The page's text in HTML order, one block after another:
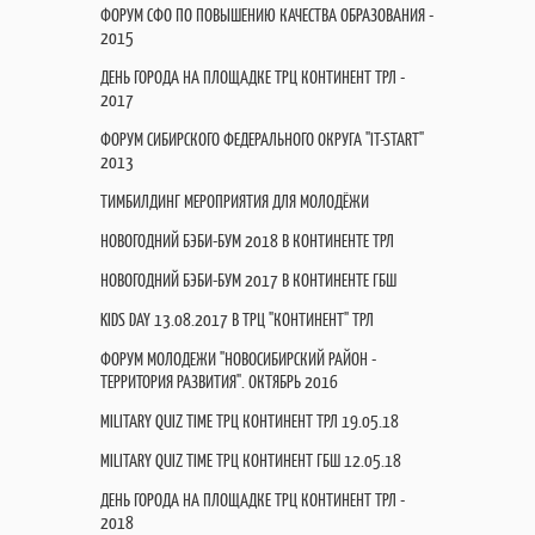
ФОРУМ СФО ПО ПОВЫШЕНИЮ КАЧЕСТВА ОБРАЗОВАНИЯ -
2015
ДЕНЬ ГОРОДА НА ПЛОЩАДКЕ ТРЦ КОНТИНЕНТ ТРЛ -
2017
ФОРУМ СИБИРСКОГО ФЕДЕРАЛЬНОГО ОКРУГА "IT-START"
2013
ТИМБИЛДИНГ МЕРОПРИЯТИЯ ДЛЯ МОЛОДЁЖИ
НОВОГОДНИЙ БЭБИ-БУМ 2018 В КОНТИНЕНТЕ ТРЛ
НОВОГОДНИЙ БЭБИ-БУМ 2017 В КОНТИНЕНТЕ ГБШ
KIDS DAY 13.08.2017 В ТРЦ "КОНТИНЕНТ" ТРЛ
ФОРУМ МОЛОДЕЖИ "НОВОСИБИРСКИЙ РАЙОН -
ТЕРРИТОРИЯ РАЗВИТИЯ". ОКТЯБРЬ 2016
MILITARY QUIZ TIME ТРЦ КОНТИНЕНТ ТРЛ 19.05.18
MILITARY QUIZ TIME ТРЦ КОНТИНЕНТ ГБШ 12.05.18
ДЕНЬ ГОРОДА НА ПЛОЩАДКЕ ТРЦ КОНТИНЕНТ ТРЛ -
2018